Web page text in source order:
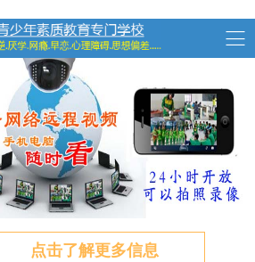
点击了解更多信息